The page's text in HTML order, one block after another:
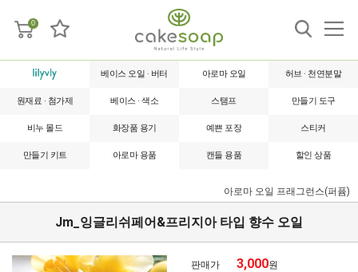
0
베이스 오일 · 버터 아로마 오일 허브 · 천연분말
원재료 · 첨가제 베이스 · 색소 스탬프 만들기 도구
비누 몰드 화장품 용기 예쁜 포장 스티커
만들기 키트 아로마 용품 캔들 용품 할인 상품
아로마 오일 프래그런스(퍼퓸)
Jm_잉글리쉬페어&프리지아 타입 향수 오일
판매가 3,000원